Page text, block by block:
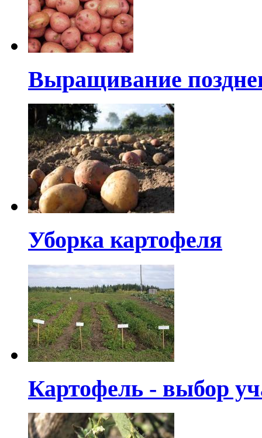
Выращивание
Уборка картофеля
Картофель - выбор